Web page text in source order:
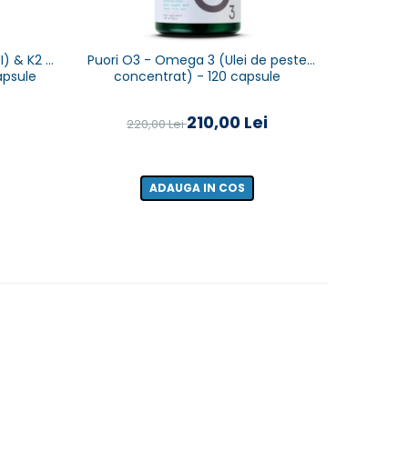
& K2 &
Puori O3 - Omega 3 (Ulei de peste
concentrat) - 120 capsule
220,00 Lei210,00 Lei
ADAUGA IN COS